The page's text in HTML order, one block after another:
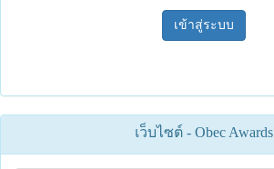
เข้าสู่ระบบ
เว็บไซต์ - Obec Awards